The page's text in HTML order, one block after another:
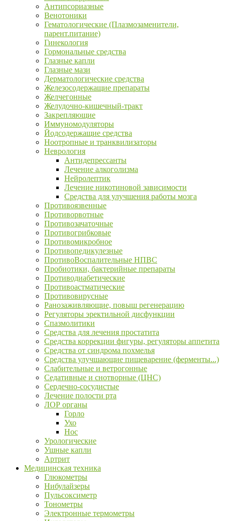
Антипсориазные
Венотоники
Гематологические (Плазмозаменители,
парент.питание)
Гинекология
Гормональные средства
Глазные капли
Глазные мази
Дерматологические средства
Железосодержащие препараты
Желчегонные
Желудочно-кишечный-тракт
Закрепляющие
Иммуномодуляторы
Йодсодержащие средства
Ноотропные и транквилизаторы
Неврология
Антидепрессанты
Лечение алкоголизма
Нейролептик
Лечение никотиновой зависимости
Средства для улучшения работы мозга
Противоязвенные
Противорвотные
Противозачаточные
Противогрибковые
Противомикробное
Противопедикулезные
ПротивоВоспалительные НПВС
Пробиотики, бактерийные препараты
Противодиабетические
Противоастматические
Противовирусные
Ранозаживляющие, повыш регенерацию
Регуляторы эректильной дисфункции
Спазмолитики
Средства для лечения простатита
Средства коррекции фигуры, регуляторы аппетита
Средства от синдрома похмелья
Средства улучшающие пищеварение (ферменты...)
Слабительные и ветрогонные
Седативные и снотворные (ЦНС)
Сердечно-сосудистые
Лечение полости рта
ЛОР органы
Горло
Ухо
Нос
Урологические
Ушные капли
Артрит
Медицинская техника
Глюкометры
Нибулайзеры
Пульсоксиметр
Тонометры
Электронные термометры